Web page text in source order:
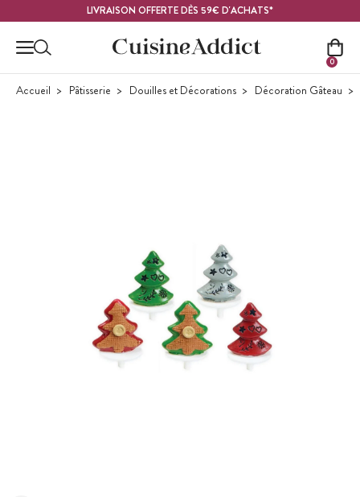
LIVRAISON OFFERTE DÈS 59€ D'ACHATS*
0
Accueil Pâtisserie Douilles et Décorations Décoration Gâteau